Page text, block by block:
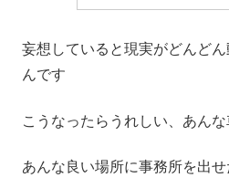
妄想していると現実がどんど
んです
こうなったらうれしい、あん
あんな良い場所に事務所を出